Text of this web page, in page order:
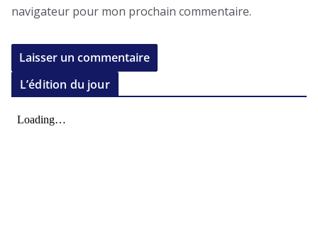
navigateur pour mon prochain commentaire.
L’édition du jour